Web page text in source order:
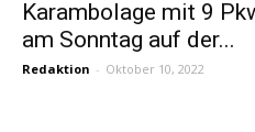
Karambolage mit 9
am Sonntag auf der...
Redaktion - Oktober 10, 2022